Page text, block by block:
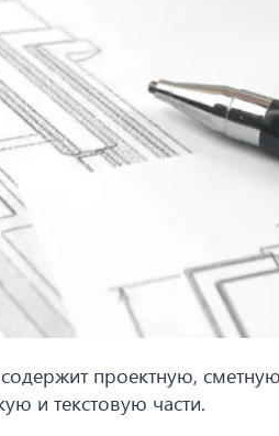
проектную,
и текстовую части.